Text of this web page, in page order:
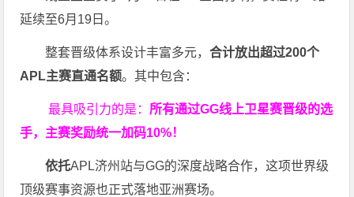
延续至6月19日。
整套晋级体系设计丰富多元，合计放出超过200个
APL主赛直通名额。其中包含：
最具吸引力的是： 所有通过GG线上卫星赛晋级的选
手，主赛奖励统一加码10%！
依托APL济州站与GG的深度战略合作，这项世界级
顶级赛事资源也正式落地亚洲赛场。